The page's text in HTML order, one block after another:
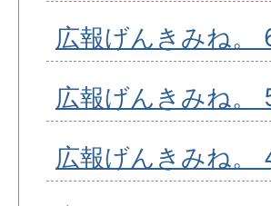
広報げんきみね。
広報げんきみね。
広報げんきみね。